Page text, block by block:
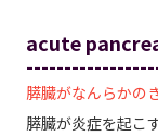
acute
膵臓がなんらかの
膵臓が炎症を起こ